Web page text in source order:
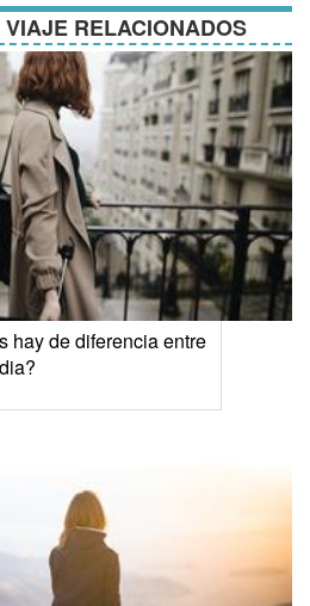
RELACIONADOS
hay de diferencia entre